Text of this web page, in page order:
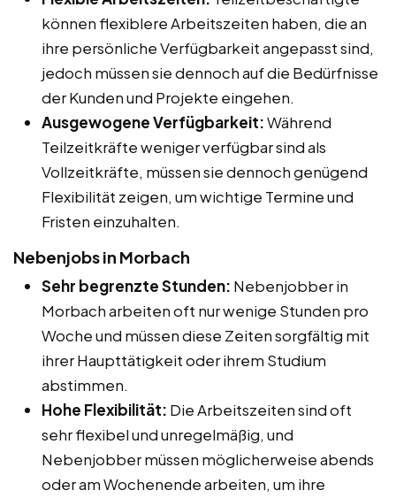
können flexiblere Arbeitszeiten haben, die an
ihre persönliche Verfügbarkeit angepasst sind,
jedoch müssen sie dennoch auf die Bedürfnisse
der Kunden und Projekte eingehen.
Ausgewogene Verfügbarkeit:Während
Teilzeitkräfte weniger verfügbar sind als
Vollzeitkräfte, müssen sie dennoch genügend
Flexibilität zeigen, um wichtige Termine und
Fristen einzuhalten.
Nebenjobs in Morbach
Sehr begrenzte Stunden: Nebenjobber in
Morbach arbeiten oft nur wenige Stunden pro
Woche und müssen diese Zeiten sorgfältig mit
ihrer Haupttätigkeit oder ihrem Studium
abstimmen.
Hohe Flexibilität: Die Arbeitszeiten sind oft
sehr flexibel und unregelmäßig, und
Nebenjobber müssen möglicherweise abends
oder am Wochenende arbeiten, um ihre